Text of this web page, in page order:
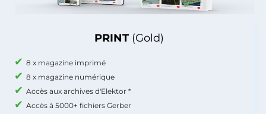
PRINT (Gold)
8 x magazine imprimé
8 x magazine numérique
Accès aux archives d'Elektor *
Accès à 5000+ fichiers Gerber